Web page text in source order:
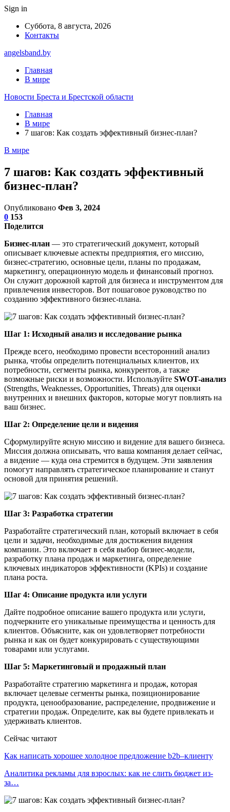
Sign in
Суббота, 8 августа, 2026
Контакты
angelsband.by
Главная
В мире
Новости Бреста и Брестской области
Главная
В мире
7 шагов: Как создать эффективный бизнес-план?
В мире
7 шагов: Как создать эффективный
бизнес-план?
Опубликовано Фев 3, 2024
0 153
Поделится
Бизнес-план — это стратегический документ, который
описывает ключевые аспекты предприятия, его миссию,
бизнес-стратегию, основные цели, планы по продажам,
маркетингу, операционную модель и финансовый прогноз.
Он служит дорожной картой для бизнеса и инструментом для
привлечения инвесторов. Вот пошаговое руководство по
созданию эффективного бизнес-плана.
Шаг 1: Исходный анализ и исследование рынка
Прежде всего, необходимо провести всесторонний анализ
рынка, чтобы определить потенциальных клиентов, их
потребности, сегменты рынка, конкурентов, а также
возможные риски и возможности. Используйте SWOT-анализ
(Strengths, Weaknesses, Opportunities, Threats) для оценки
внутренних и внешних факторов, которые могут повлиять на
ваш бизнес.
Шаг 2: Определение цели и видения
Сформулируйте ясную миссию и видение для вашего бизнеса.
Миссия должна описывать, что ваша компания делает сейчас,
а видение — куда она стремится в будущем. Эти заявления
помогут направлять стратегическое планирование и станут
основой для принятия решений.
Шаг 3: Разработка стратегии
Разработайте стратегический план, который включает в себя
цели и задачи, необходимые для достижения видения
компании. Это включает в себя выбор бизнес-модели,
разработку плана продаж и маркетинга, определение
ключевых индикаторов эффективности (KPIs) и создание
плана роста.
Шаг 4: Описание продукта или услуги
Дайте подробное описание вашего продукта или услуги,
подчеркните его уникальные преимущества и ценность для
клиентов. Объясните, как он удовлетворяет потребности
рынка и как он будет конкурировать с существующими
товарами или услугами.
Шаг 5: Маркетинговый и продажный план
Разработайте стратегию маркетинга и продаж, которая
включает целевые сегменты рынка, позиционирование
продукта, ценообразование, распределение, продвижение и
стратегии продаж. Определите, как вы будете привлекать и
удерживать клиентов.
Сейчас читают
Как написать хорошее холодное предложение b2b–клиенту
Аналитика рекламы для взрослых: как не слить бюджет из-
за…